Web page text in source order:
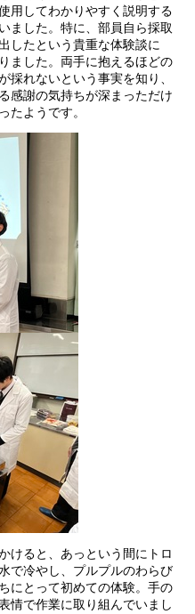
用してわかりやすく説明する
ました。特に、部員自ら採取
したという貴重な体験談に
ました。両手に抱えるほどの
採れないという事実を知り、
感謝の気持ちが深まっただけ
たようです。
けると、あっという間にトロ
で冷やし、プルプルのわらび
にとって初めての体験。手の
情で作業に取り組んでいまし